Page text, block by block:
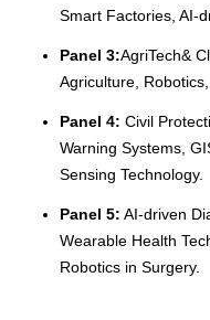
Smart Factories, AI-
Panel 3:AgriTech&
Agriculture,
Panel 4: Civil
Warning Systems,
Sensing Technology.
Panel 5: AI-driven
Wearable Health
Robotics in Surgery.